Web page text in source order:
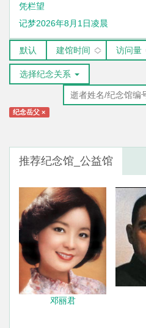
凭栏望
记梦2026年8月1日凌晨
默认 建馆时间 访问量
选择纪念关系
纪念岳父×
推荐纪念馆_公益馆
邓丽君